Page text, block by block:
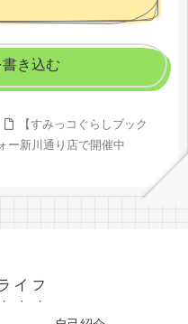
き込む
【すみっコぐらしブック
ー新川通り店で開催中
イフ